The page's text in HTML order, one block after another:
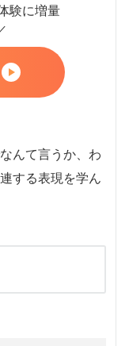
験に増量
んて言うか、わ
する表現を学ん